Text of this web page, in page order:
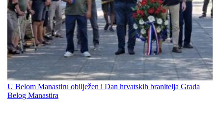
U Belom Manastiru obilježen i Dan hrvatskih branitelja Grada
Belog Manastira